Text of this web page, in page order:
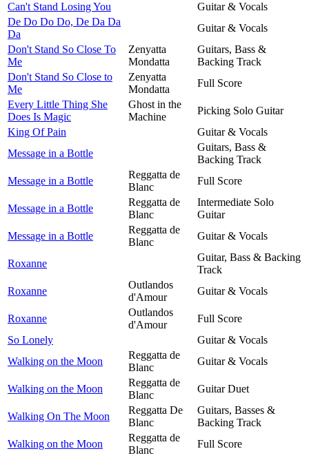
Can't Stand Losing You
Guitar & Vocals
De Do Do Do, De Da Da
Da
Guitar & Vocals
Don't Stand So Close To
Me
Zenyatta
Mondatta
Guitars, Bass &
Backing Track
Don't Stand So Close to
Me
Zenyatta
Mondatta
Full Score
Every Little Thing She
Does Is Magic
Ghost in the
Machine
Picking Solo Guitar
King Of Pain
Guitar & Vocals
Message in a Bottle
Guitars, Bass &
Backing Track
Message in a Bottle
Reggatta de
Blanc
Full Score
Message in a Bottle
Reggatta de
Blanc
Intermediate Solo
Guitar
Message in a Bottle
Reggatta de
Blanc
Guitar & Vocals
Roxanne
Guitar, Bass & Backing
Track
Roxanne
Outlandos
d'Amour
Guitar & Vocals
Roxanne
Outlandos
d'Amour
Full Score
So Lonely
Guitar & Vocals
Walking on the Moon
Reggatta de
Blanc
Guitar & Vocals
Walking on the Moon
Reggatta de
Blanc
Guitar Duet
Walking On The Moon
Reggatta De
Blanc
Guitars, Basses &
Backing Track
Walking on the Moon
Reggatta de
Blanc
Full Score